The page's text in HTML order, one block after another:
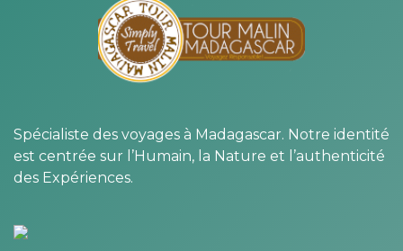
Spécialiste des voyages à Madagascar. Notre identité
est centrée sur l’Humain, la Nature et l’authenticité
des Expériences.